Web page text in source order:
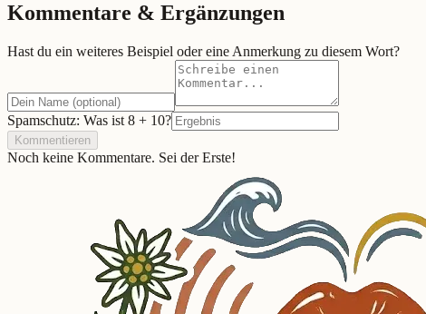
Kommentare & Ergänzungen
Hast du ein weiteres Beispiel oder eine Anmerkung zu diesem Wort?
Spamschutz: Was ist 8 + 10?
Kommentieren
Noch keine Kommentare. Sei der Erste!